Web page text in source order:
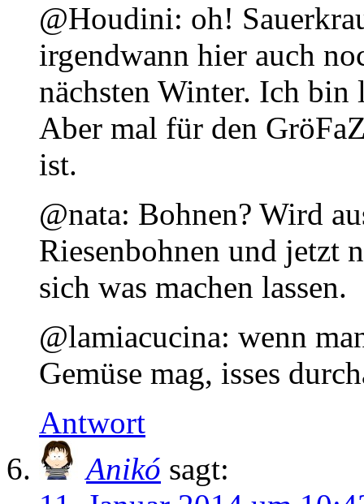
@Houdini: oh!
irgendwann hier auch
nächsten Winter. Ich
Aber mal für den
ist.
@nata: Bohnen? Wird
Riesenbohnen und jetzt
sich was machen lassen.
@lamiacucina: wenn
Gemüse mag, isses
Antwort
Anikó sagt: